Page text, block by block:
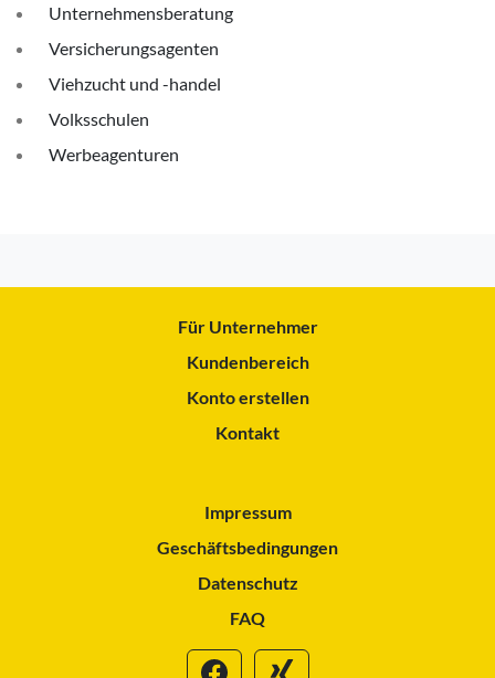
Unternehmensberatung
Versicherungsagenten
Viehzucht und -handel
Volksschulen
Werbeagenturen
Für Unternehmer
Kundenbereich
Konto erstellen
Kontakt
Impressum
Geschäftsbedingungen
Datenschutz
FAQ